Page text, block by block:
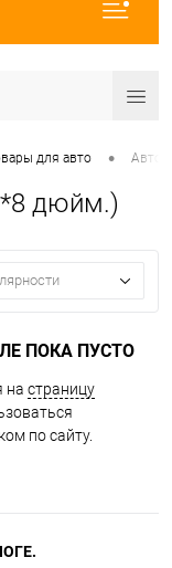
для авто •
дюйм.)
ПОКА ПУСТО
на страницу
по сайту.